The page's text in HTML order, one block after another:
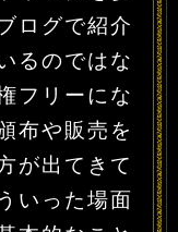
ログで紹介
るのではな
フリーにな
布や販売を
が出てきて
いった場面